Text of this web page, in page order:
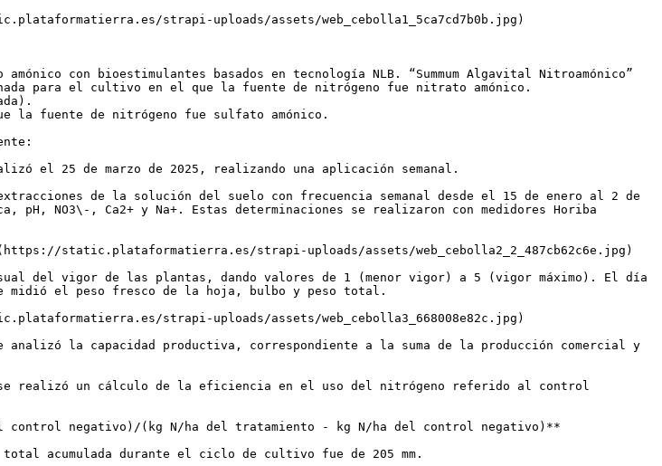
strapi-uploads/assets/web_cebolla1_5ca7cd7b0b.jpg)
con bioestimulantes basados en tecnología NLB. “Summum Algavital Nitroamónico”
para el cultivo en el que la fuente de nitrógeno fue nitrato amónico.
fuente de nitrógeno fue sulfato amónico.
el 25 de marzo de 2025, realizando una aplicación semanal.
de la solución del suelo con frecuencia semanal desde el 15 de enero al 2 de
NO3\-, Ca2+ y Na+. Estas determinaciones se realizaron con medidores Horiba
static.plataformatierra.es/strapi-uploads/assets/web_cebolla2_2_487cb62c6e.jpg)
del vigor de las plantas, dando valores de 1 (menor vigor) a 5 (vigor máximo). El día
midió el peso fresco de la hoja, bulbo y peso total.
strapi-uploads/assets/web_cebolla3_668008e82c.jpg)
la capacidad productiva, correspondiente a la suma de la producción comercial y
realizó un cálculo de la eficiencia en el uso del nitrógeno referido al control
control negativo)/(kg N/ha del tratamiento - kg N/ha del control negativo)**
acumulada durante el ciclo de cultivo fue de 205 mm.